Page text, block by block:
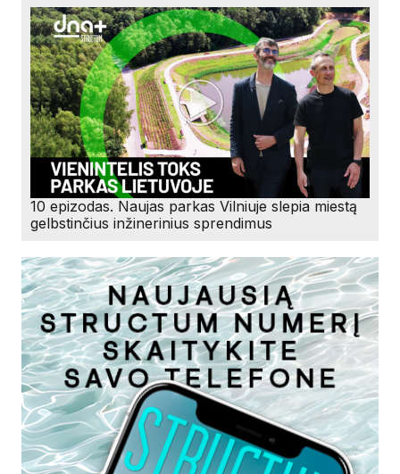
10 epizodas. Naujas parkas Vilniuje slepia miestą
gelbstinčius inžinerinius sprendimus